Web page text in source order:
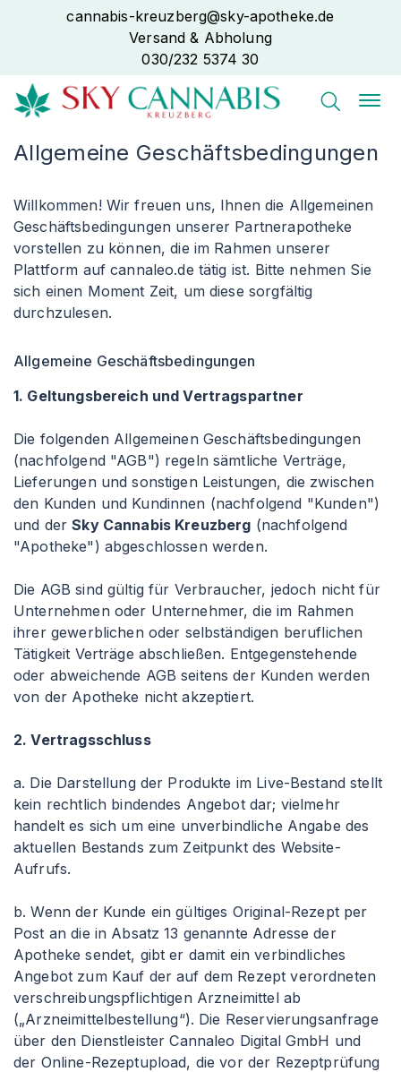
cannabis-kreuzberg@sky-apotheke.de
Versand & Abholung
030/232 5374 30
Allgemeine Geschäftsbedingungen
Willkommen! Wir freuen uns, Ihnen die Allgemeinen
Geschäftsbedingungen unserer Partnerapotheke
vorstellen zu können, die im Rahmen unserer
Plattform auf cannaleo.de tätig ist. Bitte nehmen Sie
sich einen Moment Zeit, um diese sorgfältig
durchzulesen.
Allgemeine Geschäftsbedingungen
1. Geltungsbereich und Vertragspartner
Die folgenden Allgemeinen Geschäftsbedingungen
(nachfolgend "AGB") regeln sämtliche Verträge,
Lieferungen und sonstigen Leistungen, die zwischen
den Kunden und Kundinnen (nachfolgend "Kunden")
und derSky Cannabis Kreuzberg (nachfolgend
"Apotheke") abgeschlossen werden.
Die AGB sind gültig für Verbraucher, jedoch nicht für
Unternehmen oder Unternehmer, die im Rahmen
ihrer gewerblichen oder selbständigen beruflichen
Tätigkeit Verträge abschließen. Entgegenstehende
oder abweichende AGB seitens der Kunden werden
von der Apotheke nicht akzeptiert.
2. Vertragsschluss
a. Die Darstellung der Produkte im Live-Bestand stellt
kein rechtlich bindendes Angebot dar; vielmehr
handelt es sich um eine unverbindliche Angabe des
aktuellen Bestands zum Zeitpunkt des Website-
Aufrufs.
b. Wenn der Kunde ein gültiges Original-Rezept per
Post an die in Absatz 13 genannte Adresse der
Apotheke sendet, gibt er damit ein verbindliches
Angebot zum Kauf der auf dem Rezept verordneten
verschreibungspflichtigen Arzneimittel ab
(„Arzneimittelbestellung“). Die Reservierungsanfrage
über den Dienstleister Cannaleo Digital GmbH und
der Online-Rezeptupload, die vor der Rezeptprüfung